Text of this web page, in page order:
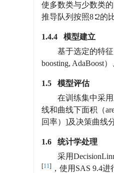
使多数类与少数类
推导队列按照8∶2的
1.4.4 模型建立
基于选定的特
boosting, AdaBoost
1.5 模型评估
在训练集中采
线和曲线下面积（
回率）]及决策曲线
1.6 统计学处理
采用
[11] ，使用SAS 9.4